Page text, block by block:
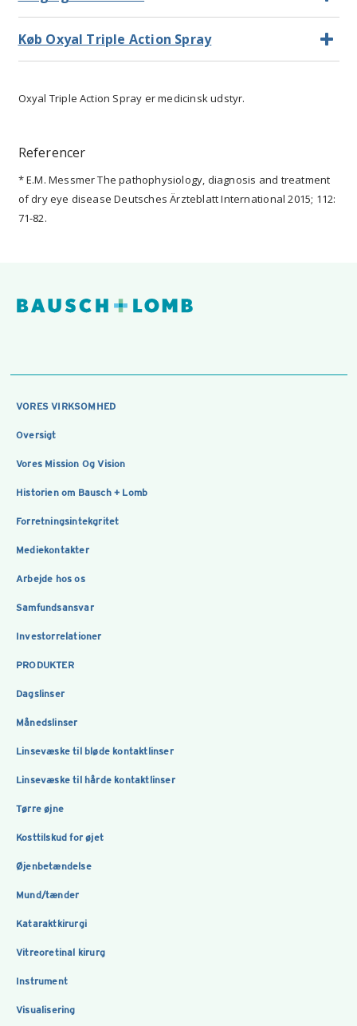
Køb Oxyal Triple Action Spray
Oxyal Triple Action Spray er medicinsk udstyr.
Referencer
* E.M. Messmer The pathophysiology, diagnosis and treatment
of dry eye disease Deutsches Ärzteblatt International 2015; 112:
71-82.
VORES VIRKSOMHED
Oversigt
Vores Mission Og Vision
Historien om Bausch + Lomb
Forretningsintekgritet
Mediekontakter
Arbejde hos os
Samfundsansvar
Investorrelationer
PRODUKTER
Dagslinser
Månedslinser
Linsevæske til bløde kontaktlinser
Linsevæske til hårde kontaktlinser
Tørre øjne
Kosttilskud for øjet
Øjenbetændelse
Mund/tænder
Kataraktkirurgi
Vitreoretinal kirurg
Instrument
Visualisering